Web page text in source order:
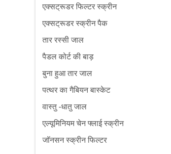
एक्सट्रूडर फिल्टर स्क्रीन
एक्सट्रूडर स्क्रीन पैक
तार रस्सी जाल
पैडल कोर्ट की बाड़
बुना हुआ तार जाल
पत्थर का गैबियन बास्केट
वास्तु -धातु जाल
एल्यूमिनियम चेन फ्लाई स्क्रीन
जॉनसन स्क्रीन फिल्टर